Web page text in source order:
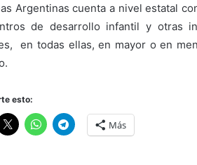
Argentinas cuenta a nivel estatal
de desarrollo infantil y otras
en todas ellas, en mayor o en
esto:
Más